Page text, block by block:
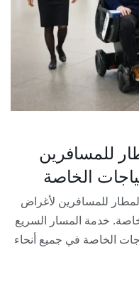
للمسافرين
الخاصة
للمسافرين لأغراض
خدمة المسار السريع
الخاصة في جميع أنحاء